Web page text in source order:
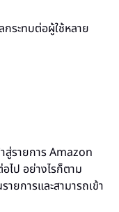
ระทบต่อผู้ใช้หลาย
สู่รายการ Amazon
ไป อย่างไรก็ตาม
ยการและสามารถเข้า